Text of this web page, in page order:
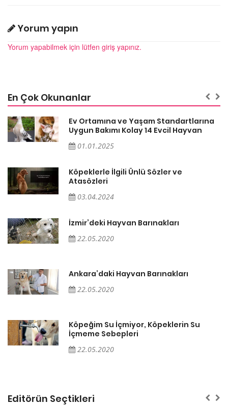
Yorum yapın
Yorum yapabilmek için lütfen giriş yapınız.
En Çok Okunanlar
Ev Ortamına ve Yaşam Standartlarına
Uygun Bakımı Kolay 14 Evcil Hayvan
01.01.2025
Köpeklerle İlgili Ünlü Sözler ve
Atasözleri
03.04.2024
İzmir’deki Hayvan Barınakları
22.05.2020
Ankara’daki Hayvan Barınakları
22.05.2020
Köpeğim Su İçmiyor, Köpeklerin Su
İçmeme Sebepleri
22.05.2020
Editörün Seçtikleri